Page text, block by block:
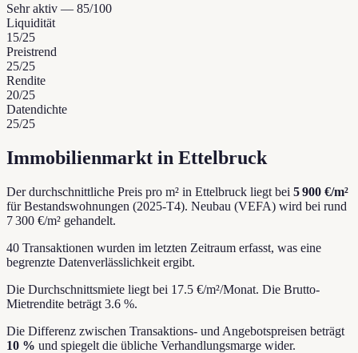
Sehr aktiv — 85/100
Liquidität
15/25
Preistrend
25/25
Rendite
20/25
Datendichte
25/25
Immobilienmarkt in Ettelbruck
Der durchschnittliche Preis pro m² in Ettelbruck liegt bei 5 900 €/m²
für Bestandswohnungen (2025-T4). Neubau (VEFA) wird bei rund
7 300 €/m² gehandelt.
40 Transaktionen wurden im letzten Zeitraum erfasst, was eine
begrenzte Datenverlässlichkeit ergibt.
Die Durchschnittsmiete liegt bei 17.5 €/m²/Monat. Die Brutto-
Mietrendite beträgt 3.6 %.
Die Differenz zwischen Transaktions- und Angebotspreisen beträgt
10 % und spiegelt die übliche Verhandlungsmarge wider.